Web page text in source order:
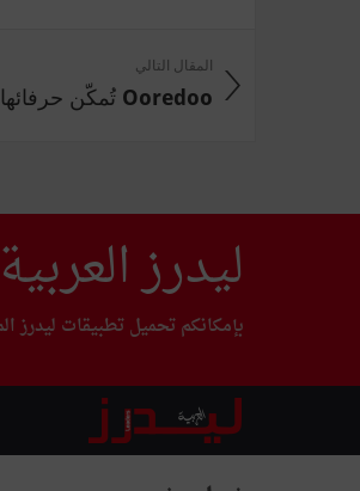
المقال التالي
Ooredoo تُمكّن حرفائها من ...
ليدرز العربية
بإمكانكم تحميل تطبيقات ليدرز